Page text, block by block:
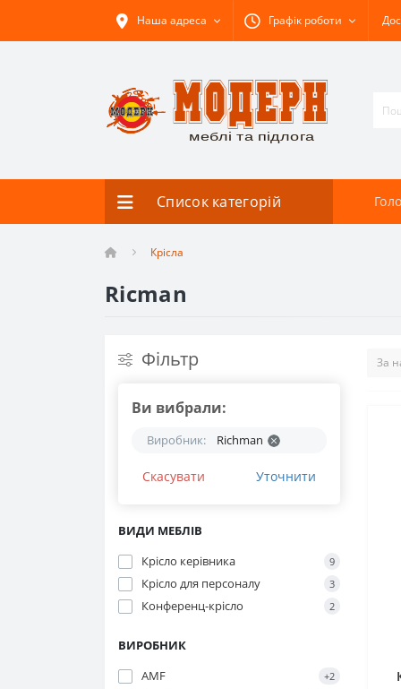
Наша адреса Графік роботи
Список категорій
Крісла
Ricman
Фільтр
Ви вибрали:
Виробник: Richman
Скасувати Уточнити
ВИДИ МЕБЛІВ
Крісло керівника
9
Крісло для персоналу 3
Конференц-крісло 2
ВИРОБНИК
AMF
+2